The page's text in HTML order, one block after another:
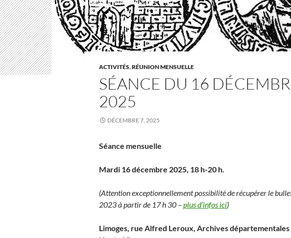
ACTIVITÉS,RÉUNION MENSUELLE
SÉANCE DU 16
2025
DÉCEMBRE 7, 2025
Séance mensuelle
Mardi 16 décembre 2025, 18 h-20 h.
(Attention exceptionnellement possibilité de récupérer le
2023 à partir de 17 h 30 –plus d’infos ici)
Limoges, rue Alfred Leroux, Archives départementales